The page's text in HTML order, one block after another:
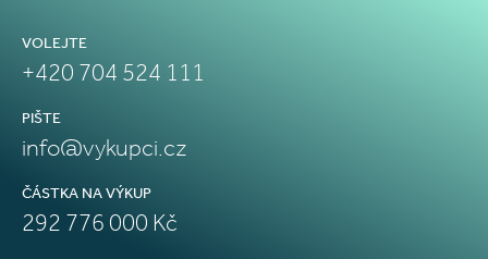
VOLEJTE
+420 704 524 111
PIŠTE
info@vykupci.cz
ČÁSTKA NA VÝKUP
292 776 000 Kč